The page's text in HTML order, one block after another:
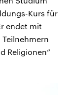
Kurs für
endet mit
Religionen“